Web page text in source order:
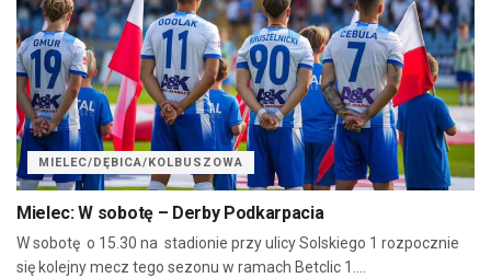
MIELEC/DĘBICA/KOLBUSZOWA
Mielec: W sobotę – Derby Podkarpacia
W sobotę o 15.30 na stadionie przy ulicy Solskiego 1 rozpocznie
się kolejny mecz tego sezonu w ramach Betclic 1....